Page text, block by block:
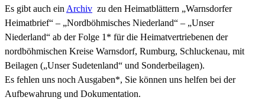
Es gibt auch ein Archiv zu den Heimatblättern „Warnsdorfer
Heimatbrief“ – „Nordböhmisches Niederland“ – „Unser
Niederland“ ab der Folge 1* für die Heimatvertriebenen der
nordböhmischen Kreise Warnsdorf, Rumburg, Schluckenau, mit
Beilagen („Unser Sudetenland“ und Sonderbeilagen).
Es fehlen uns noch Ausgaben*, Sie können uns helfen bei der
Aufbewahrung und Dokumentation.